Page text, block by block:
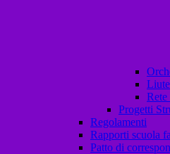
Progetti
Regolamenti
Rapporti scuola
Patto di